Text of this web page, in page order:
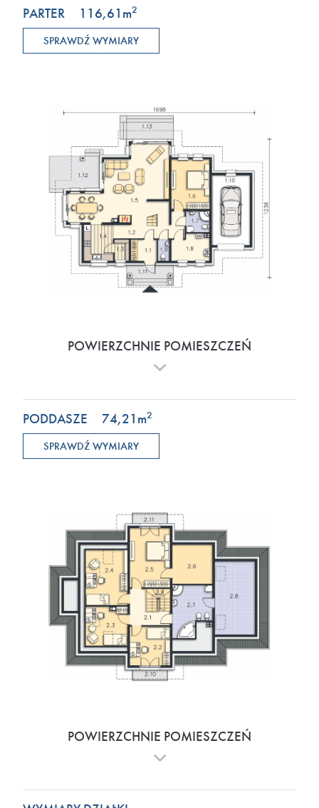
zaaranżować jako suszarnię lub dodatkowe miejsce
rekreacyjne np. siłownię.
PARTER 116,61 m2
SPRAWDŹ WYMIARY
POWIERZCHNIE POMIESZCZEŃ
PODDASZE 74,21 m2
SPRAWDŹ WYMIARY
POWIERZCHNIE POMIESZCZEŃ